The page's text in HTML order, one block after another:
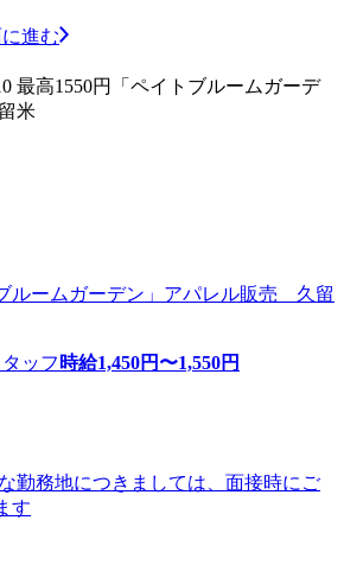
進む
最高1550円「ペイトブルームガーデ
米
ルームガーデン」アパレル販売 久留
ッフ 時給1,450円〜1,550円
勤務地につきましては、面接時にご
す